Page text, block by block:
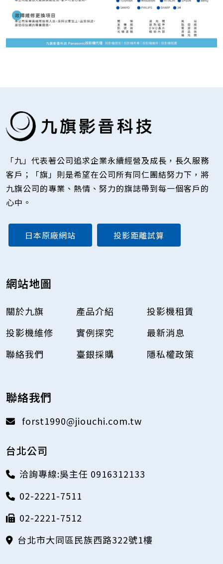
「九」代表著公司追求企業永續經營及成長，長久服務
客戶；「旗」則是希望在公司所有同仁團結努力下，將
九旗公司的專業、熱情、努力的旗誌帶到每一個客戶的
心中。
日本原廠網站 投影距離試算
網站地圖
關於九旗 產品介紹
投影機租賃
投影機維修
實例探究
最新消息
聯絡我們
臺銀採購 隱私權政策
聯絡我們
forst1990@jiouchi.com.tw
台北公司
洽詢專線:吳主任 0916312133
02-2221-7511
02-2221-7512
台北市大同區民族西路322號1樓